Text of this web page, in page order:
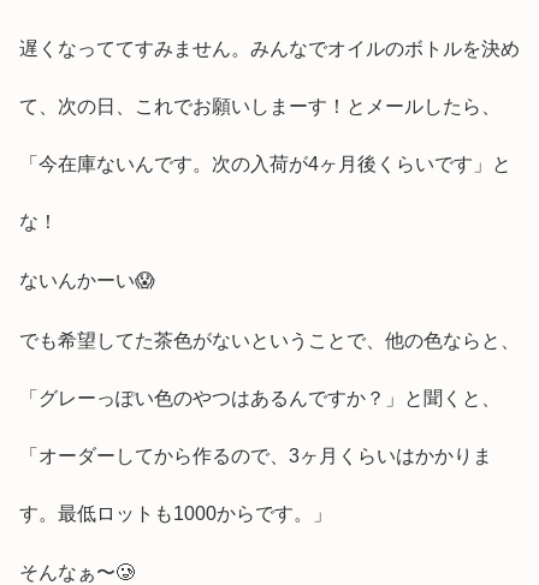
遅くなっててすみません。みんなでオイルのボトルを決め
て、次の日、これでお願いしまーす！とメールしたら、
「今在庫ないんです。次の入荷が4ヶ月後くらいです」と
な！
ないんかーい😱
でも希望してた茶色がないということで、他の色ならと、
「グレーっぽい色のやつはあるんですか？」と聞くと、
「オーダーしてから作るので、3ヶ月くらいはかかりま
す。最低ロットも1000からです。」
そんなぁ〜🥲